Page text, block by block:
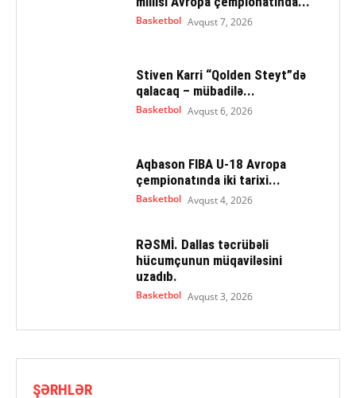
Basketbol Avqust 7, 2026
Stiven Karri “Qolden Steyt”də
qalacaq – mübadilə...
Basketbol Avqust 6, 2026
Aqbason FIBA U-18 Avropa
çempionatında iki tarixi...
Basketbol Avqust 4, 2026
RƏSMİ. Dallas təcrübəli
hücumçunun müqaviləsini
uzadıb.
Basketbol Avqust 3, 2026
ŞƏRHLƏR